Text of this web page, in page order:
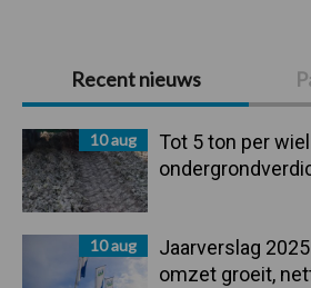
Primaire
Sidebar
Recent nieuws
10 aug
Tot 5 ton per
10 aug
Jaarverslag
omzet groeit,